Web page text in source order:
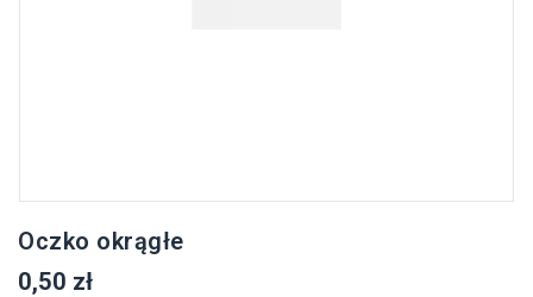
Oczko okrągłe
0,50 zł